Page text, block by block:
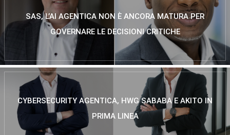
SAS, L’AI AGENTICA NON È ANCORA MATURA PER
GOVERNARE LE DECISIONI CRITICHE
CYBERSECURITY AGENTICA, HWG SABABA E AKITO IN
PRIMA LINEA